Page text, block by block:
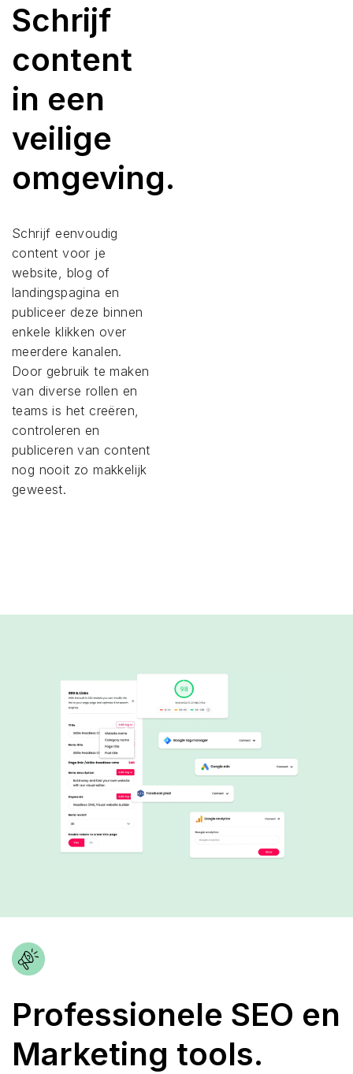
Schrijf
content
in een
veilige
omgeving.
Schrijf eenvoudig
content voor je
website, blog of
landingspagina en
publiceer deze binnen
enkele klikken over
meerdere kanalen.
Door gebruik te maken
van diverse rollen en
teams is het creëren,
controleren en
publiceren van content
nog nooit zo makkelijk
geweest.
Professionele SEO en
Marketing tools.